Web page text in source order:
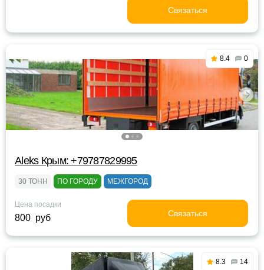
Связаться
8.4 0
Aleks Крым: +79787829995
30 ТОНН ПО ГОРОДУ МЕЖГОРОД
Цена посадки
800 руб Связаться
8.3 14